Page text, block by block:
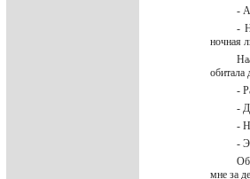
- А
-
ночная
обитала
-
-
-
-
мне за